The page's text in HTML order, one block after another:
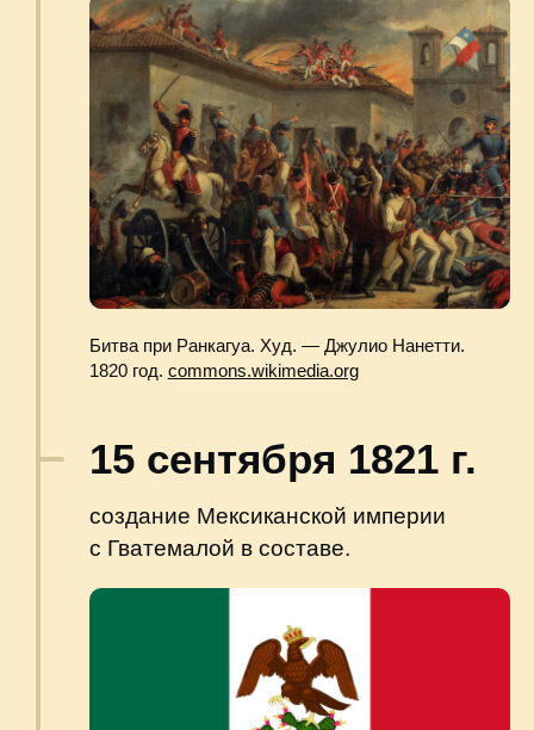
распад провинций и утверждение
первого президента Гватемалы
Мариано Ривера Паса.
Гватемалы. commons.wikimedia.org
Начало 1860-х гг.
начало культивации кофе на территории
Гватемалы переселенцами из Германии.
В результате кофе становится
важнейшей экспортной культурой для